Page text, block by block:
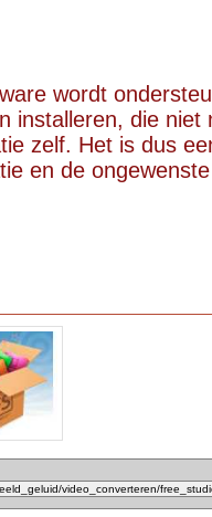
wordt
installeren, die niet
zelf. Het is dus
en de